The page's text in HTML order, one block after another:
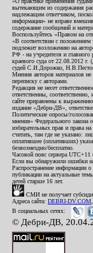
вытекающим из содержания
надлежащим ответчиком,
информации» не вправе
содержание сообщений и
Воспользуйтесь «Правом на
«В соответствии с
подлежит возложению на
РФ - на учредителя и главного
краевого суда от 22.08.2012
судей С.И.Дорожко,
Мнения авторов материалов не
переписку с авторами.
Редакция не несет
ответственны,
сайте приравнены к
издание «Дебри-ДВ»,
Политические опросы/
мнения» Федерального
избирательных прав и права
считать, там где не указано:
оплатившее (оплативших)
безвозмездно/бесплатно.
Часовой пояс сервера
Если вы обнаружили ошибки на
Распространение информации
публикации на актуальные
детей старше 16 лет.
СМИ не получает
Адреса сайта: DEBRI-DV.COM
В социальных сетях:
© Дебри-ДВ,